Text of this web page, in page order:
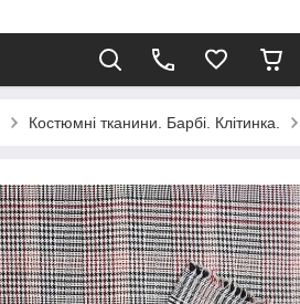
Костюмні тканини. Барбі. Клітинка.